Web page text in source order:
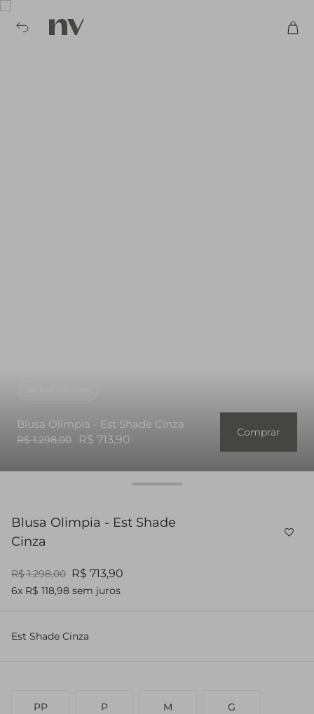
Blusa Olimpia - Est Shade Cinza
R$ 1.298,00 R$ 713,90
Comprar
Blusa Olimpia - Est Shade
Cinza
R$ 1.298,00 R$ 713,90
6x R$ 118,98 sem juros
Est Shade Cinza
PP P M G